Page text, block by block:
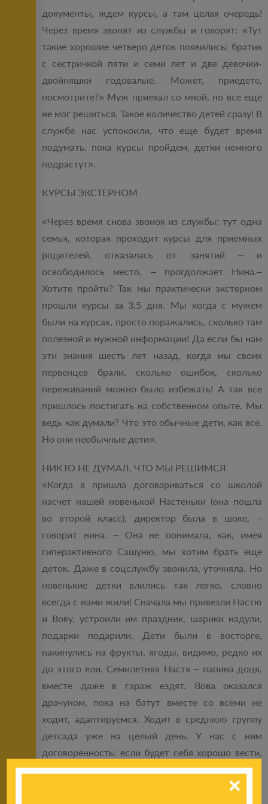
документы, ждем курсы, а там целая очередь!
Через время звонят из службы и говорят: «Тут
такие хорошие четверо деток появились: братик
с сестричкой пяти и семи лет и две девочки-
двойняшки годовалые. Может, приедете,
посмотрите?» Муж приехал со мной, но все еще
не мог решиться. Такое количество детей сразу! В
службе нас успокоили, что еще будет время
подумать, пока курсы пройдем, детки немного
подрастут».
КУРСЫ ЭКСТЕРНОМ
«Через время снова звонок из службы: тут одна
семья, которая проходит курсы для приемных
родителей, отказалась от занятий – и
освободилось место, – прогдолжает Нина.–
Хотите пройти? Так мы практически экстерном
прошли курсы за 3,5 дня. Мы когда с мужем
были на курсах, просто поражались, сколько там
полезной и нужной информации! Да если бы нам
эти знания шесть лет назад, когда мы своих
первенцев брали, сколько ошибок, сколько
переживаний можно было избежать! А так все
пришлось постигать на собственном опыте. Мы
ведь как думали? Что это обычные дети, как все.
Но они необычные дети».
НИКТО НЕ ДУМАЛ, ЧТО МЫ РЕШИМСЯ
«Когда я пришла договариваться со школой
насчет нашей новенькой Настеньки (она пошла
во второй класс), директор была в шоке, –
говорит нина. – Она не понимала, как, имея
гиперактивного Сашуню, мы хотим брать еще
деток. Даже в соцслужбу звонила, уточняла. Но
новенькие детки влились так легко, словно
всегда с нами жили! Сначала мы привезли Настю
и Вову, устроили им праздник, шарики надули,
подарки подарили. Дети были в восторге,
накинулись на фрукты, ягоды, видимо, редко их
до этого ели. Семилетняя Настя – папина доця,
вместе даже в гараж ездят. Вова оказался
драчуном, пока на батут вместе со всеми не
ходит, адаптируемся. Ходит в среднюю группу
детсада уже на целый день. У нас с ним
договоренность: если будет себя хорошо вести,
будет кататься вечером на велосипеде. Это для